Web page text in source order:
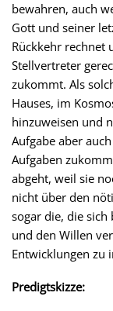
bewahren, auch
Gott und seiner
Rückkehr rechnet
Stellvertreter
zukommt. Als
Hauses, im
hinzuweisen und
Aufgabe aber
Aufgaben
abgeht, weil sie
nicht über den
sogar die, die
und den Willen
Entwicklungen zu
Predigtskizze: